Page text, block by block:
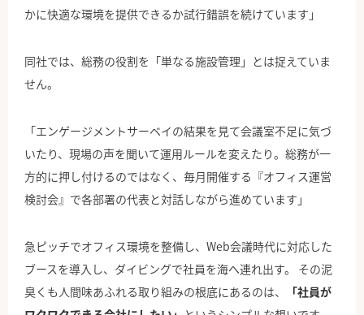
かに快適な環境を提供できるか試行錯誤を続けています」
同社では、総務の役割を「単なる施設管理」とは捉えていま
せん。
「エンゲージメントサーベイの結果を見て会議室不足に気づ
いたり、現場の声を聞いて運用ルールを変えたり。総務が一
方的に押し付けるのではなく、毎月開催する『オフィス運営
検討会』で各部署の代表と対話しながら進めています」
急ピッチでオフィス環境を整備し、Web会議時代に対応した
ブースを導入し、ダイビングで社員を海へ連れ出す。 その泥
臭くも人間味あふれる取り組みの根底にあるのは、
「社員が